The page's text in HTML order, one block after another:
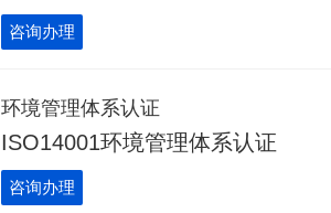
咨询办理
环境管理体系认证
ISO14001环境管理体系认证
咨询办理